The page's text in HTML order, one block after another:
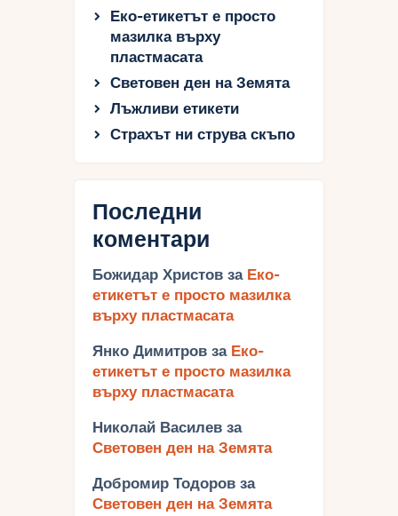
Еко-етикетът е просто
мазилка върху
пластмасата
Световен ден на Земята
Лъжливи етикети
Страхът ни струва скъпо
Последни
коментари
Божидар Христов за Еко-
етикетът е просто мазилка
върху пластмасата
Янко Димитров за Еко-
етикетът е просто мазилка
върху пластмасата
Николай Василев за
Световен ден на Земята
Добромир Тодоров за
Световен ден на Земята